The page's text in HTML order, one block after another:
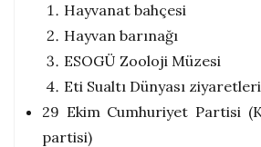
Hayvanat bahçesi
Hayvan barınağı
ESOGÜ Zooloji Müzesi
Eti Sualtı Dünyası ziyaretleri
29 Ekim Cumhuriyet Partisi
partisi)